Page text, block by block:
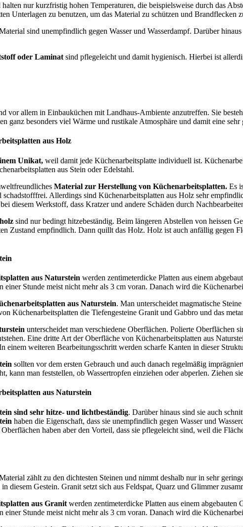
halten nur kurzfristig hohen Temperaturen, die beispielsweise durch das
Unterlagen zu benutzen, um das Material zu schützen und Brandflecken
sind unempfindlich gegen Wasser und Wasserdampf. Darüber
oder Laminat sind pflegeleicht und damit hygienisch. Hierbei ist
vor allem in Einbauküchen mit Landhaus-Ambiente anzutreffen. Sie
ganz besonders viel Wärme und rustikale Atmosphäre und damit eine
aus Holz
Unikat, weil damit jede Küchenarbeitsplatte individuell ist.
aus Stein oder Edelstahl.
Material zur Herstellung von Küchenarbeitsplatten. Es
schadstofffrei. Allerdings sind Küchenarbeitsplatten aus Holz sehr
diesem Werkstoff, dass Kratzer und andere Schäden durch
sind nur bedingt hitzebeständig. Beim längeren Abstellen von heissen
Zustand empfindlich. Dann quillt das Holz. Holz ist auch anfällig gegen
aus Naturstein werden zentimeterdicke Platten aus einem
einer Stunde meist nicht mehr als 3 cm voran. Danach wird die
aus Naturstein. Man unterscheidet magmatische
Küchenarbeitsplatten die Tiefengesteine Granit und Gabbro und das
unterscheidet man verschiedene Oberflächen. Polierte Oberflächen
Eine dritte Art der Oberfläche von Küchenarbeitsplatten aus
einem weiteren Bearbeitungsschritt werden scharfe Kanten in dieser
sollten vor dem ersten Gebrauch und auch danach regelmäßig
kann man feststellen, ob Wassertropfen einziehen oder abperlen. Ziehen
aus Naturstein
sind sehr hitze- und lichtbeständig. Darüber hinaus sind sie auch
haben die Eigenschaft, dass sie unempfindlich gegen Wasser und
haben aber den Vorteil, dass sie pflegeleicht sind, weil die
zählt zu den dichtesten Steinen und nimmt deshalb nur in sehr
diesem Gestein. Granit setzt sich aus Feldspat, Quarz und Glimmer
aus Granit werden zentimeterdicke Platten aus einem
einer Stunde meist nicht mehr als 3 cm voran. Danach wird die